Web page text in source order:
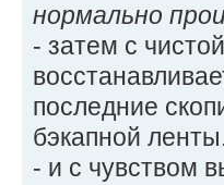
нормально
- затем с
последние
бэкапной
- и с чувством